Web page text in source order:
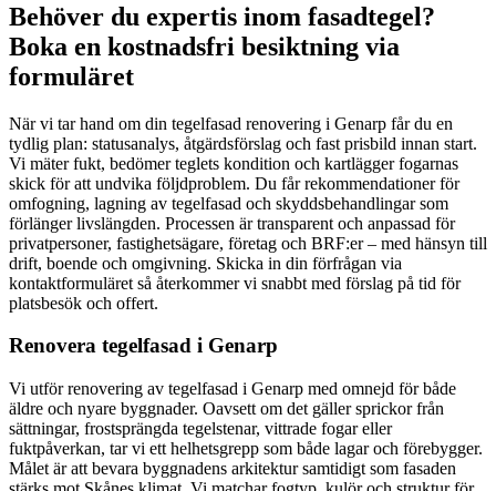
Behöver du expertis inom fasadtegel?
Boka en kostnadsfri besiktning via
formuläret
När vi tar hand om din tegelfasad renovering i Genarp får du en
tydlig plan: statusanalys, åtgärdsförslag och fast prisbild innan start.
Vi mäter fukt, bedömer teglets kondition och kartlägger fogarnas
skick för att undvika följdproblem. Du får rekommendationer för
omfogning, lagning av tegelfasad och skyddsbehandlingar som
förlänger livslängden. Processen är transparent och anpassad för
privatpersoner, fastighetsägare, företag och BRF:er – med hänsyn till
drift, boende och omgivning. Skicka in din förfrågan via
kontaktformuläret så återkommer vi snabbt med förslag på tid för
platsbesök och offert.
Renovera tegelfasad i Genarp
Vi utför renovering av tegelfasad i Genarp med omnejd för både
äldre och nyare byggnader. Oavsett om det gäller sprickor från
sättningar, frostsprängda tegelstenar, vittrade fogar eller
fuktpåverkan, tar vi ett helhetsgrepp som både lagar och förebygger.
Målet är att bevara byggnadens arkitektur samtidigt som fasaden